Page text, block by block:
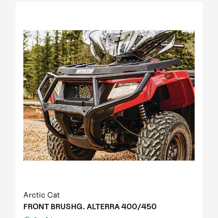
2012 TRV 1000 GT EFT IPM Print green metallic
update
2012 US mod. 700 TRV GT
2012 XC 450 EFT IPM black-green 01
2013 1000 XT EFT white met
2013 450 R EFT Homologated
2013 550 EFT black
2013 550 XT EFT emerald green met
2013 700 Diesel EFT marsh
2013 700 XT EFT steel blue met
2013 Prowler HDX
2013 TRV 550 EFT black
2013 TRV 550 XT EFT emerald green met
2013 TRV 700 XT EFT black met
Arctic Cat
FRONT BRUSHG. ALTERRA 400/450